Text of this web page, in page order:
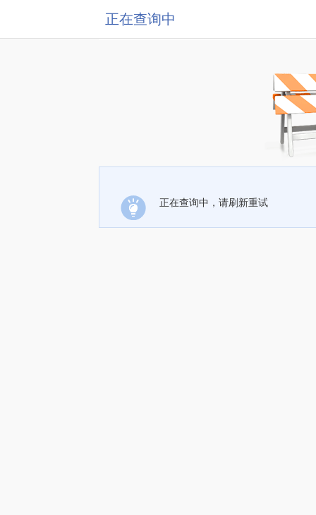
正在查询中
正在查询中，请刷新重试